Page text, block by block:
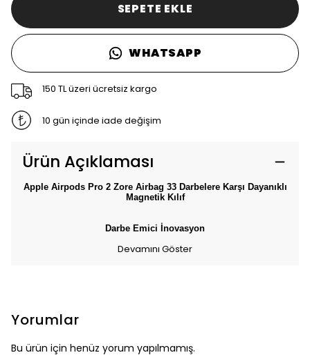
SEPETE EKLE
WHATSAPP
150 TL üzeri ücretsiz kargo
10 gün içinde iade değişim
Ürün Açıklaması
Apple Airpods Pro 2 Zore Airbag 33 Darbelere Karşı Dayanıklı
Magnetik Kılıf
Darbe Emici İnovasyon
Devamını Göster
Yorumlar
Bu ürün için henüz yorum yapılmamış.